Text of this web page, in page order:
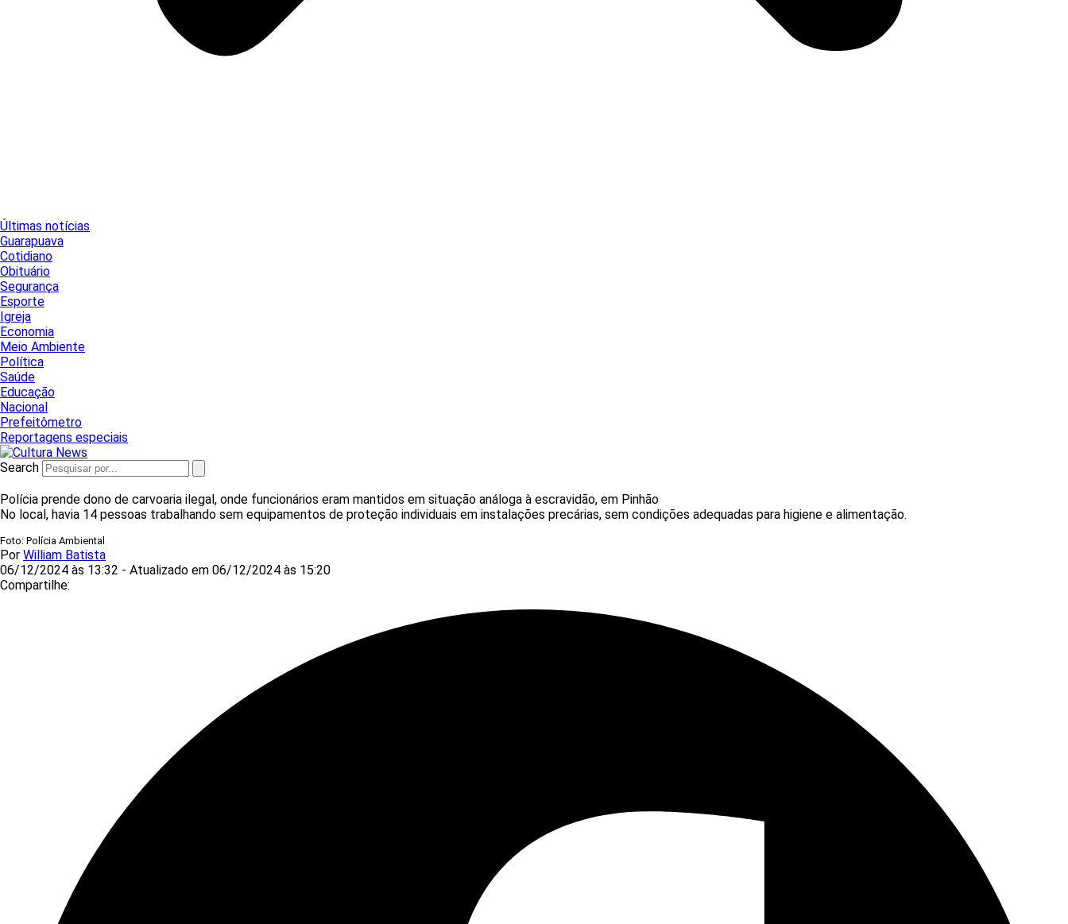
Últimas notícias
Guarapuava
Cotidiano
Obituário
Segurança
Esporte
Igreja
Economia
Meio Ambiente
Política
Saúde
Educação
Nacional
Prefeitômetro
Reportagens especiais
Search
Polícia prende dono de carvoaria ilegal, onde funcionários eram mantidos em situação análoga à escravidão, em Pinhão
No local, havia 14 pessoas trabalhando sem equipamentos de proteção individuais em instalações precárias, sem condições adequadas para higiene e alimentação.
Foto: Polícia Ambiental
Por William Batista
06/12/2024 às 13:32 - Atualizado em 06/12/2024 às 15:20
Compartilhe: